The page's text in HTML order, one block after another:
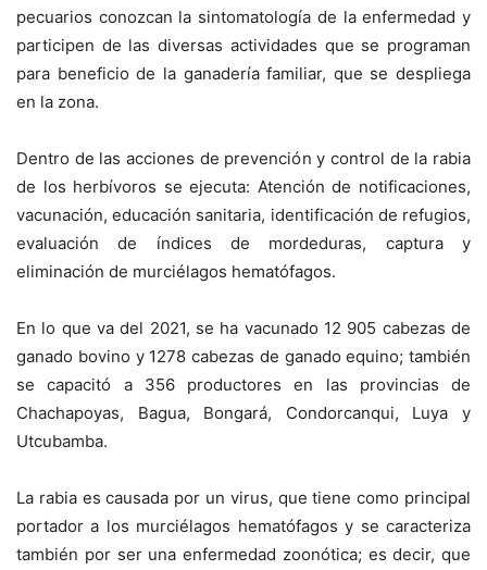
pecuarios conozcan la sintomatología de la enfermedad y
participen de las diversas actividades que se programan
para beneficio de la ganadería familiar, que se despliega
en la zona.
Dentro de las acciones de prevención y control de la rabia
de los herbívoros se ejecuta: Atención de notificaciones,
vacunación, educación sanitaria, identificación de refugios,
evaluación de índices de mordeduras, captura y
eliminación de murciélagos hematófagos.
En lo que va del 2021, se ha vacunado 12 905 cabezas de
ganado bovino y 1278 cabezas de ganado equino; también
se capacitó a 356 productores en las provincias de
Chachapoyas, Bagua, Bongará, Condorcanqui, Luya y
Utcubamba.
La rabia es causada por un virus, que tiene como principal
portador a los murciélagos hematófagos y se caracteriza
también por ser una enfermedad zoonótica; es decir, que